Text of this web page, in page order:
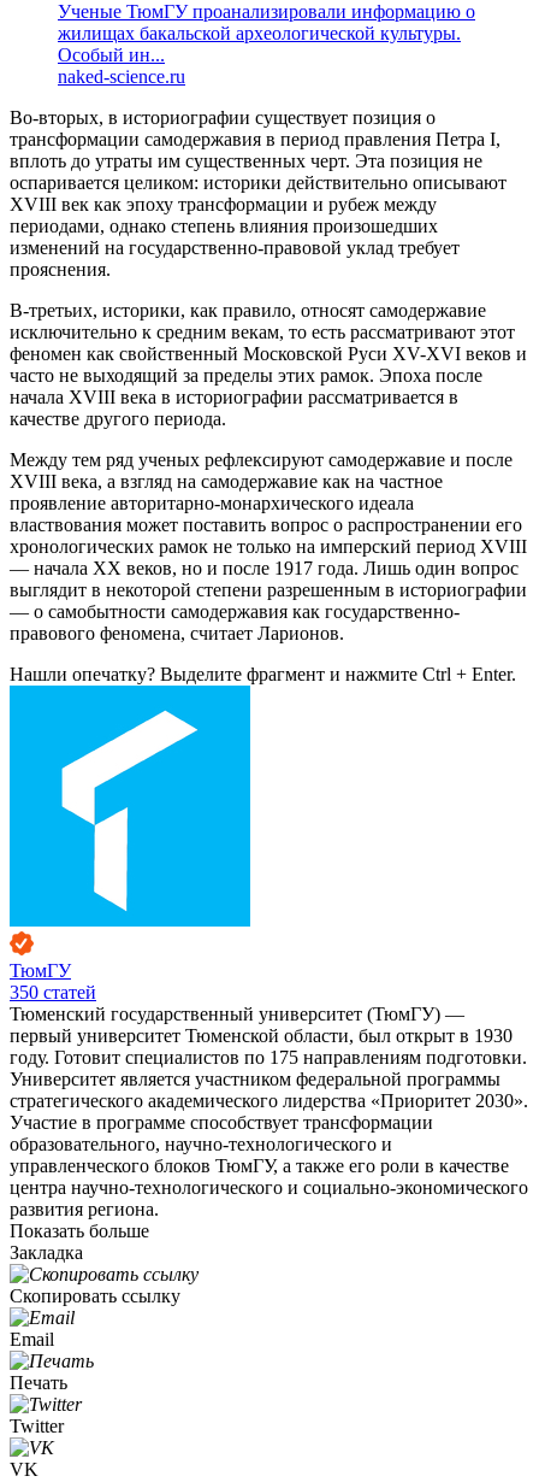
Ученые ТюмГУ проанализировали информацию о
жилищах бакальской археологической культуры.
Особый ин...
naked-science.ru
Во-вторых, в историографии существует позиция о
трансформации самодержавия в период правления Петра I,
вплоть до утраты им существенных черт. Эта позиция не
оспаривается целиком: историки действительно описывают
XVIII век как эпоху трансформации и рубеж между
периодами, однако степень влияния произошедших
изменений на государственно-правовой уклад требует
прояснения.
В-третьих, историки, как правило, относят самодержавие
исключительно к средним векам, то есть рассматривают этот
феномен как свойственный Московской Руси XV-XVI веков и
часто не выходящий за пределы этих рамок. Эпоха после
начала XVIII века в историографии рассматривается в
качестве другого периода.
Между тем ряд ученых рефлексируют самодержавие и после
XVIII века, а взгляд на самодержавие как на частное
проявление авторитарно-монархического идеала
властвования может поставить вопрос о распространении его
хронологических рамок не только на имперский период XVIII
— начала XX веков, но и после 1917 года. Лишь один вопрос
выглядит в некоторой степени разрешенным в историографии
— о самобытности самодержавия как государственно-
правового феномена, считает Ларионов.
Нашли опечатку? Выделите фрагмент и нажмите Ctrl + Enter.
ТюмГУ
350 статей
Тюменский государственный университет (ТюмГУ) —
первый университет Тюменской области, был открыт в 1930
году. Готовит специалистов по 175 направлениям подготовки.
Университет является участником федеральной программы
стратегического академического лидерства «Приоритет 2030».
Участие в программе способствует трансформации
образовательного, научно-технологического и
управленческого блоков ТюмГУ, а также его роли в качестве
центра научно-технологического и социально-экономического
развития региона.
Показать больше
Закладка
Скопировать ссылку
Email
Печать
Twitter
VK